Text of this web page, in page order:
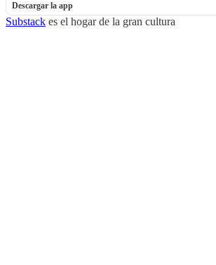
Descargar la app
Substack es el hogar de la gran cultura